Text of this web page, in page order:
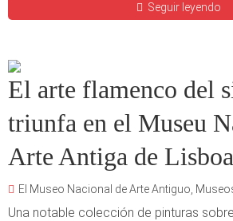
Seguir leyendo
El arte flamenco del
triunfa en el Museu
Arte Antiga de Lisboa
El Museo Nacional de Arte Antiguo
Una notable colección de pinturas